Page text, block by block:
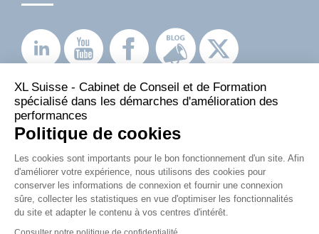
XL Suisse - Cabinet de Conseil et de Formation
spécialisé dans les démarches d'amélioration des
performances
Politique de cookies
Les cookies sont importants pour le bon fonctionnement d'un site. Afin
d'améliorer votre expérience, nous utilisons des cookies pour
conserver les informations de connexion et fournir une connexion
sûre, collecter les statistiques en vue d'optimiser les fonctionnalités
du site et adapter le contenu à vos centres d'intérêt.
PIED
PAGE
XL
SUISSE